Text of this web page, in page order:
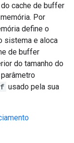
cache de buffer
Por
define o
sistema e aloca
de buffer
do tamanho do
usado pela sua